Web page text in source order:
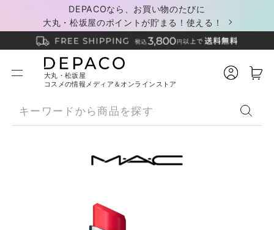
DEPACOなら、お買い物のたびに
大丸・松坂屋のポイントが貯まる！使える！
大丸・松坂屋
コスメの情報メディア＆オンラインストア